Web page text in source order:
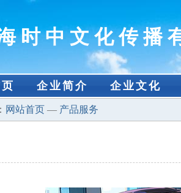
时中文化传播
企业简介 企业文化
网站首页 — 产品服务